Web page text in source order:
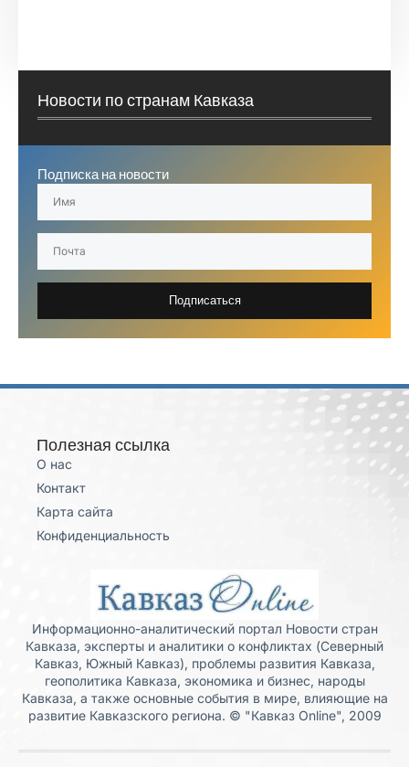
Новости по странам Кавказа
Подписка на новости
Подписаться
Полезная ссылка
О нас
Контакт
Карта сайта
Конфиденциальность
Информационно-аналитический портал Новости стран
Кавказа, эксперты и аналитики о конфликтах (Северный
Кавказ, Южный Кавказ), проблемы развития Кавказа,
геополитика Кавказа, экономика и бизнес, народы
Кавказа, а также основные события в мире, влияющие на
развитие Кавказского региона. © "Кавказ Online", 2009